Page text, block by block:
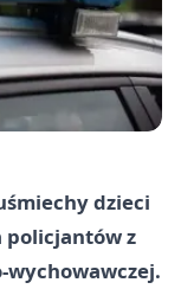
dzieci
policjantów z
wychowawczej.